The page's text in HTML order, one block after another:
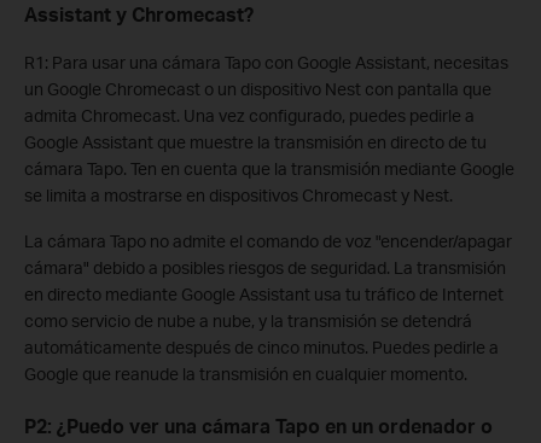
Assistant y Chromecast?
R1: Para usar una cámara Tapo con Google Assistant, necesitas
un Google Chromecast o un dispositivo Nest con pantalla que
admita Chromecast. Una vez configurado, puedes pedirle a
Google Assistant que muestre la transmisión en directo de tu
cámara Tapo. Ten en cuenta que la transmisión mediante Google
se limita a mostrarse en dispositivos Chromecast y Nest.
La cámara Tapo no admite el comando de voz "encender/apagar
cámara" debido a posibles riesgos de seguridad. La transmisión
en directo mediante Google Assistant usa tu tráfico de Internet
como servicio de nube a nube, y la transmisión se detendrá
automáticamente después de cinco minutos. Puedes pedirle a
Google que reanude la transmisión en cualquier momento.
P2: ¿Puedo ver una cámara Tapo en un ordenador o